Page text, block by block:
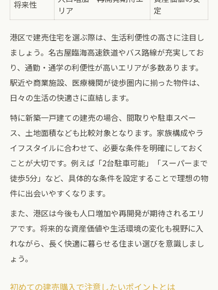
将来性
リア
定
港区で建売住宅を選ぶ際は、生活利便性の高さに注目し
ましょう。名古屋臨海高速鉄道やバス路線が充実してお
り、通勤・通学の利便性が高いエリアが多数あります。
駅近や商業施設、医療機関が徒歩圏内に揃った物件は、
日々の生活の快適さに直結します。
特に新築一戸建ての建売の場合、間取りや駐車スペー
ス、土地面積なども比較対象となります。家族構成やラ
イフスタイルに合わせて、必要な条件を明確にしておく
ことが大切です。例えば「2台駐車可能」「スーパーまで
徒歩5分」など、具体的な条件を設定することで理想の物
件に出会いやすくなります。
また、港区は今後も人口増加や再開発が期待されるエリ
アです。将来的な資産価値や生活環境の変化も視野に入
れながら、長く快適に暮らせる住まい選びを意識しまし
ょう。
初めての建売購入で注意したいポイントとは